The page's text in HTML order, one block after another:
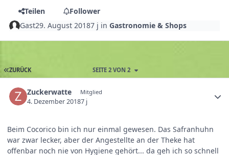
Teilen
Follower
Gast29. August 20187 j inGastronomie & Shops
ZURÜCK SEITE 2 VON 2
Zuckerwatte Mitglied
4. Dezember 20187 j
Beim Cocorico bin ich nur einmal gewesen. Das Safranhuhn
war zwar lecker, aber der Angestellte an der Theke hat
offenbar noch nie von Hygiene gehört... da geh ich so schnell